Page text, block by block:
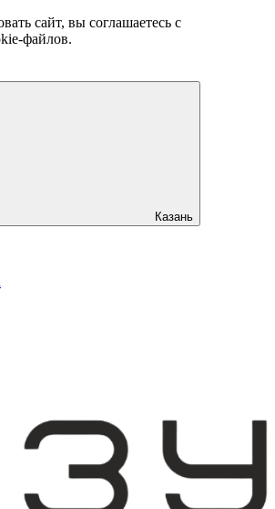
сайт, вы соглашаетесь с
файлов.
Казань